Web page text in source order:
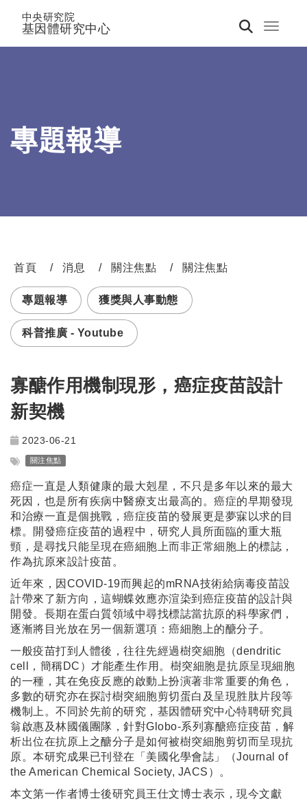
Toggle
中央研究院
基因體研究中心
專題報導
首頁 消息 關注焦點
關注焦點
專題報導
獲獎與人事動態
科普推廣 - Youtube
寡醣作用機制現形，癌症疫苗設計
新契機
2023-06-21
關注焦點
癌症一直是人類健康的最大剋星，不只是多年以來的最大
死因，也是所有疾病中醫療支出最高的。癌症的早期發現
和治療一直是個挑戰，癌症疫苗的發展更是夢寐以求的目
標。開發癌症疫苗的過程中，研究人員所面臨的重大瓶
頸，是尋找只能呈現在癌細胞上而非正常細胞上的標誌，
作為抗原來設計疫苗。
近年來，因COVID-19而興起的mRNA技術給病毒疫苗設
計帶來了新方向，這蝴蝶效應亦渲染到癌症疫苗的設計與
開發。長期在蛋白質領域中尋找標誌當抗原的科學家們，
逐漸將目光放在另一個新選項：癌細胞上的醣分子。
一般疫苗打到人體後，往往先經過樹突細胞（dendritic
cell，簡稱DC）才能產生作用。樹突細胞是抗原呈現細胞
的一種，其在免疫反應的啟動上扮演著非常重要的角色，
多數的研究亦在探討樹突細胞剪切蛋白及呈現胜肽片段等
機制上。不同於先前的研究，基因體研究中心特聘研究員
翁啟惠及林國儀團隊，針對Globo-系列寡醣癌症疫苗，解
析出位在抗原上之醣分子是如何被樹突細胞剪切而呈現抗
原。本研究成果已刊登在「美國化學會誌」（Journal of
the American Chemical Society, JACS）。
本文第一作者博士後研究員王仕文博士表示，現今文獻